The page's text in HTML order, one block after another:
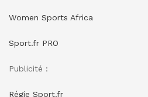
Women Sports Africa
Sport.fr PRO
Publicité :
Régie Sport.fr